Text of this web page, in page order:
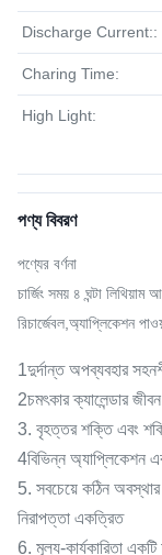
Discharge Current::
Charing Time:
High Light:
পণ্য বিবরণ
পণ্যের বর্ণনা
চার্জিং সময় ৪ ঘন্টা
রিচার্জেবল,অ্যাপ্লিকেশন
1দুর্দান্ত অপব্যবহার
2চমৎকার ক্যালেন্ডার
3. বৃহত্তর শক্তি এবং
4বিভিন্ন অ্যাপ্লিকেশন
5. সবচেয়ে কঠিন অবস্থার
নিরাপত্তা একত্রিত
6. মূল্য-কার্যকারিতা